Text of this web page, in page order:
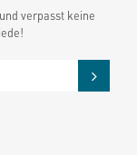
verpasst keine